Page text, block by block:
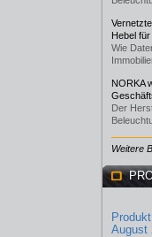
Hebel
Wie
NORKA
Der
Weitere
August